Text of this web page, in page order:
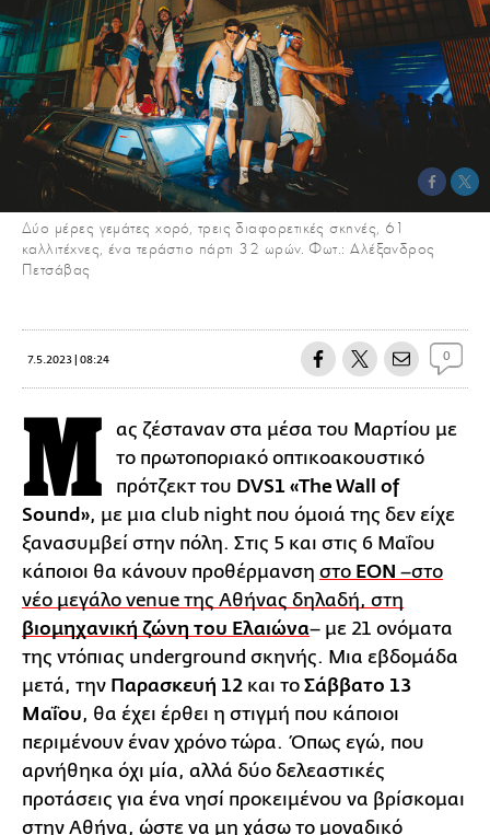
Δύο μέρες γεμάτες χορό, τρεις διαφορετικές σκηνές, 61
καλλιτέχνες, ένα τεράστιο πάρτι 32 ωρών. Φωτ.: Αλέξανδρος
Πετσάβας
7.5.2023 | 08:24 0
Μ
ας ζέσταναν στα μέσα του Μαρτίου με
το πρωτοποριακό οπτικοακουστικό
πρότζεκτ του DVS1 «The Wall of
Sound», με μια club night που όμοιά της δεν είχε
ξανασυμβεί στην πόλη. Στις 5 και στις 6 Μαΐου
κάποιοι θα κάνουν προθέρμανση στο EON –στο
νέο μεγάλο venue της Αθήνας δηλαδή, στη
βιομηχανική ζώνη του Ελαιώνα– με 21 ονόματα
της ντόπιας underground σκηνής. Μια εβδομάδα
μετά, την Παρασκευή 12 και το Σάββατο 13
Μαΐου, θα έχει έρθει η στιγμή που κάποιοι
περιμένουν έναν χρόνο τώρα. Όπως εγώ, που
αρνήθηκα όχι μία, αλλά δύο δελεαστικές
προτάσεις για ένα νησί προκειμένου να βρίσκομαι
στην Αθήνα, ώστε να μη χάσω το μοναδικό